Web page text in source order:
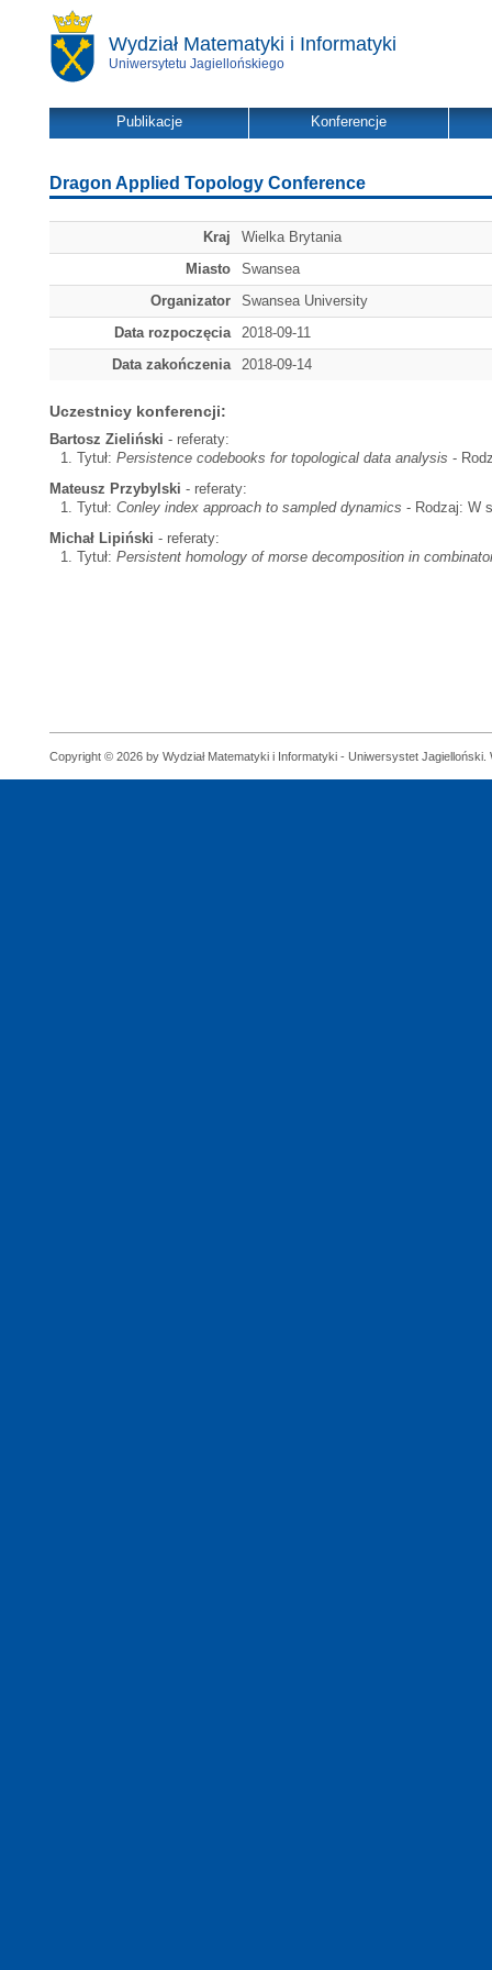
Wydział Matematyki i Informatyki
Uniwersytetu Jagiellońskiego
Publikacje Konferencje
Dragon Applied Topology Conference
Kraj
Wielka Brytania
Miasto
Swansea
Organizator
Swansea University
Data rozpoczęcia
2018-09-11
Data zakończenia
2018-09-14
Uczestnicy konferencji:
Bartosz Zieliński - referaty:
Tytuł: Persistence codebooks for topological data analysis -
Mateusz Przybylski - referaty:
Tytuł: Conley index approach to sampled dynamics - Rodzaj: W
Michał Lipiński - referaty:
Tytuł: Persistent homology of morse decomposition in
Copyright © 2026 by Wydział Matematyki i Informatyki - Uniwersystet